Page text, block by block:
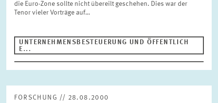
die Euro-Zone sollte nicht übereilt geschehen. Dies war der
Tenor vieler Vorträge auf…
UNTERNEHMENSBESTEUERUNG UND ÖFFENTLICH
E...
FORSCHUNG // 28.08.2000